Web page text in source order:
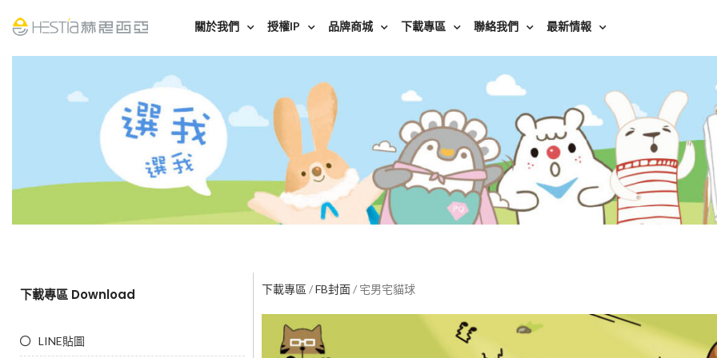
關於我們 授權IP 品牌商城 下載專區 聯絡我們 最新情報
下載專區 Download
LINE貼圖
下載專區 /FB封面/ 宅男宅貓球